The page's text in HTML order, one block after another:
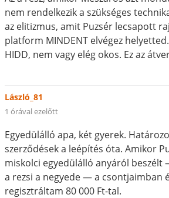
nem rendelkezik a szükséges
az elitizmus, amit Puzsér lecsapott
platform MINDENT elvégez
HIDD, nem vagy elég okos. Ez az
László_81
1 órával ezelőtt
Egyedülálló apa, két gyerek.
szerződések a leépítés óta. Amikor
miskolci egyedülálló anyáról beszélt
a rezsi a negyede — a csontjaimban
regisztráltam 80 000 Ft-tal.